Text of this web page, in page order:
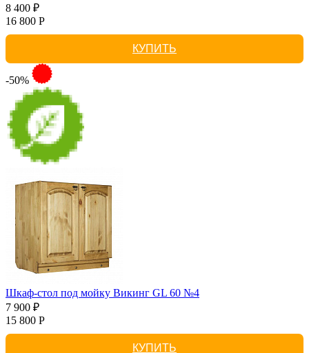
8 400 ₽
16 800 Р
КУПИТЬ
-50%
Шкаф-стол под мойку Викинг GL 60 №4
7 900 ₽
15 800 Р
КУПИТЬ